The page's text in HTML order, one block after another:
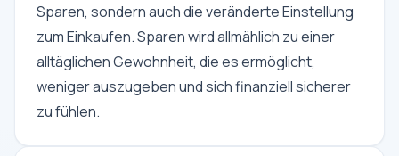
Sparen, sondern auch die veränderte Einstellung
zum Einkaufen. Sparen wird allmählich zu einer
alltäglichen Gewohnheit, die es ermöglicht,
weniger auszugeben und sich finanziell sicherer
zu fühlen.